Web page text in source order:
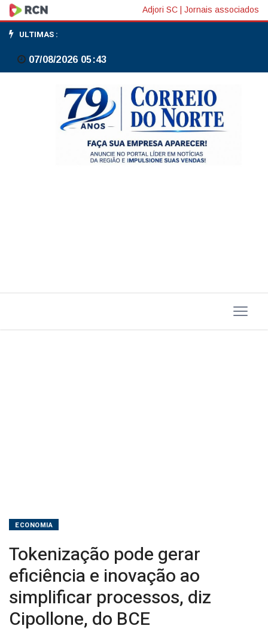
Tokenização
pode
gerar
eficiência
inovação
do
Adjori SC Jornais associados
ULTIMAS :
07/08/2026 05:43
ECONOMIA
Tokenização pode gerar
eficiência e inovação ao
simplificar processos, diz
Cipollone, do BCE